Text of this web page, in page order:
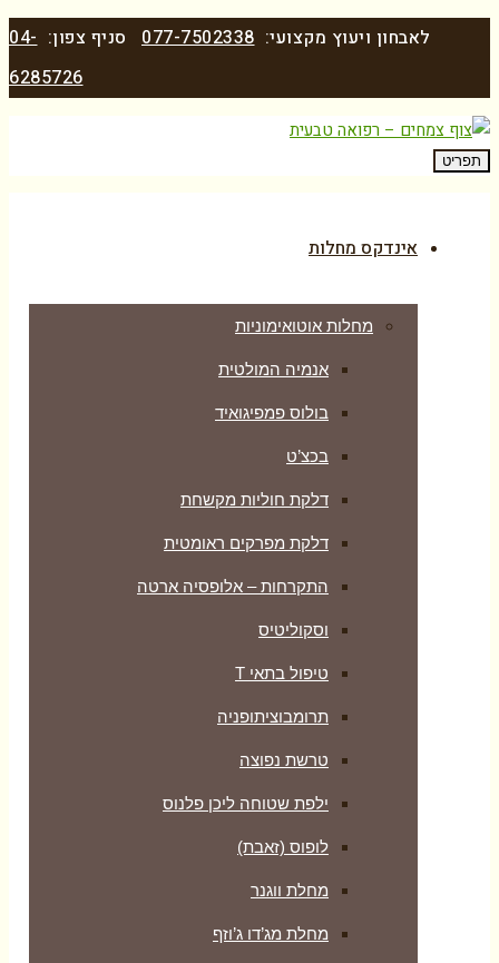
לאבחון ויעוץ מקצועי:077-7502338 סניף צפון:04-
6285726
תפריט
אינדקס מחלות
מחלות אוטואימוניות
אנמיה המולטית
בולוס פמפיגואיד
בכצ’ט
דלקת חוליות מקשחת
דלקת מפרקים ראומטית
התקרחות – אלופסיה ארטה
וסקוליטיס
טיפול בתאי T
תרומבוציתופניה
טרשת נפוצה
ילפת שטוחה ליכן פלנוס
לופוס (זאבת)
מחלת ווגנר
מחלת מג’דו ג’וזף